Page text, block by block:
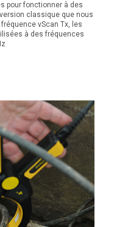
pour fonctionner à des
classique que nous
vScan Tx, les
à des fréquences